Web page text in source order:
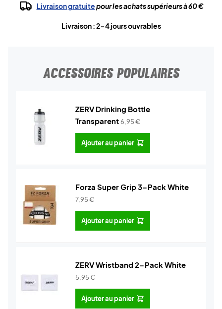
Livraison gratuitepour les achats supérieurs à 60 €
Livraison : 2-4 jours ouvrables
ACCESSOIRES POPULAIRES
ZERV Drinking Bottle
Transparent6,95€
Ajouter au panier
Forza Super Grip 3-Pack White
7,95€
Ajouter au panier
ZERV Wristband 2-Pack White
5,95€
Ajouter au panier